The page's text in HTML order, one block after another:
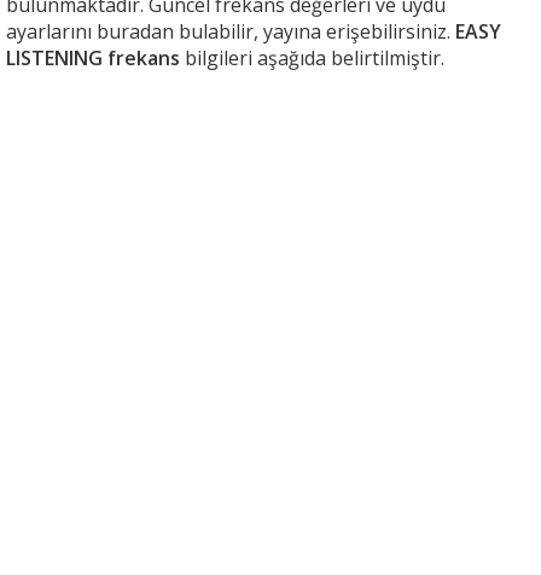
ayarlarını buradan bulabilir, yayına erişebilirsiniz. EASY
LISTENING frekans bilgileri aşağıda belirtilmiştir.